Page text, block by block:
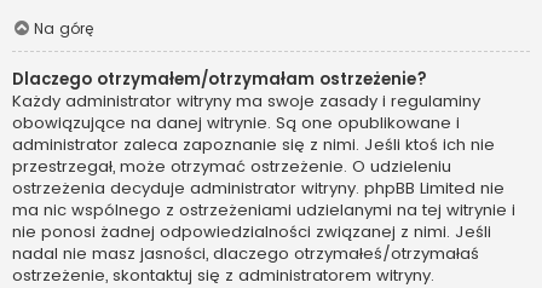
Na górę
Dlaczego otrzymałem/otrzymałam ostrzeżenie?
Każdy administrator witryny ma swoje zasady i regulaminy
obowiązujące na danej witrynie. Są one opublikowane i
administrator zaleca zapoznanie się z nimi. Jeśli ktoś ich nie
przestrzegał, może otrzymać ostrzeżenie. O udzieleniu
ostrzeżenia decyduje administrator witryny. phpBB Limited nie
ma nic wspólnego z ostrzeżeniami udzielanymi na tej witrynie i
nie ponosi żadnej odpowiedzialności związanej z nimi. Jeśli
nadal nie masz jasności, dlaczego otrzymałeś/otrzymałaś
ostrzeżenie, skontaktuj się z administratorem witryny.